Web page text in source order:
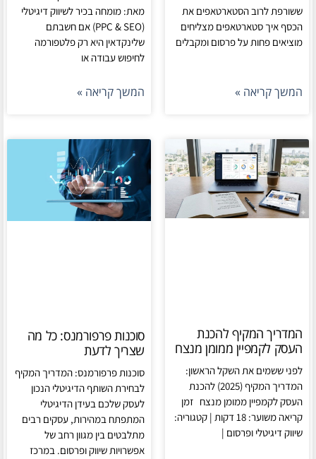
ששורפת לרוב הסטארטאפים את
הכסף איך סטארטאפים מצליחים
מוציאים פחות על פרסום ומקבלים
המשך קריאה »
מאת: מומחה בכיר לשיווק דיגיטלי
(PPC & SEO) אם חשבתם
שלינקדאין היא רק פלטפורמה
לחיפוש עבודה או
המשך קריאה »
המדריך המקיף להכנת
העסק לקמפיין ממומן מנצח
לפני ששמים את השקל הראשון:
המדריך המקיף (2025) להכנת
העסק לקמפיין ממומן מנצח זמן
קריאה משוער: 18 דקות | קטגוריה:
שיווק דיגיטלי ופרסום |
סוכנות פרפורמנס: כל מה
שצריך לדעת
סוכנות פרפורמנס: המדריך המקיף
לבחירת השותף הדיגיטלי הנכון
לעסק שלכם בעידן הדיגיטלי
המתפתח במהירות, עסקים רבים
מתלבטים בין מגוון רחב של
אפשרויות שיווק ופרסום. במרכז